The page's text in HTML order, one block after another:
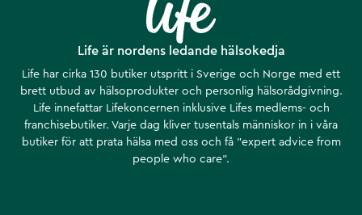
Life är nordens ledande hälsokedja
Life har cirka 130 butiker utspritt i Sverige och Norge med ett
brett utbud av hälsoprodukter och personlig hälsorådgivning.
Life innefattar Lifekoncernen inklusive Lifes medlems- och
franchisebutiker. Varje dag kliver tusentals människor in i våra
butiker för att prata hälsa med oss och få ”expert advice from
people who care”.